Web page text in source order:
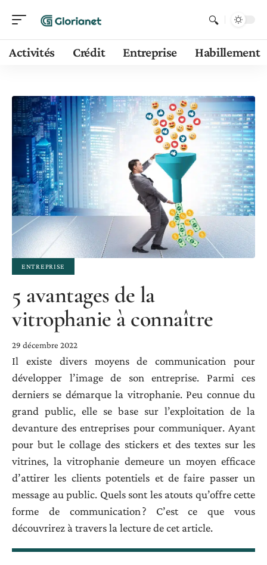
Activités Crédit Entreprise Habillement
ENTREPRISE
5 avantages de la
vitrophanie à connaître
29 décembre 2022
Il existe divers moyens de communication pour
développer l’image de son entreprise. Parmi ces
derniers se démarque la vitrophanie. Peu connue du
grand public, elle se base sur l’exploitation de la
devanture des entreprises pour communiquer. Ayant
pour but le collage des stickers et des textes sur les
vitrines, la vitrophanie demeure un moyen efficace
d’attirer les clients potentiels et de faire passer un
message au public. Quels sont les atouts qu’offre cette
forme de communication ? C’est ce que vous
découvrirez à travers la lecture de cet article.